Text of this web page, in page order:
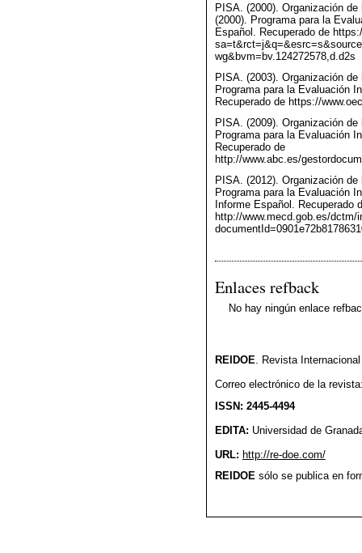
PISA. (2000). Organización
(2000). Programa para la
Español. Recuperado de
wg&bvm=bv.124272578,d.d2s
PISA. (2003). Organización
Programa para la Evaluación
Recuperado de https://
PISA. (2009). Organización
Programa para la Evaluación
Recuperado de
http://www.abc.es/
PISA. (2012). Organización
Programa para la Evaluación
Informe Español. Recuperado
http://www.mecd.gob.es/dctm/
Enlaces refback
No hay ningún enlace
REIDOE. Revista
Correo electrónico de la
ISSN: 2445-4494
EDITA: Universidad de
URL: http://re-doe.com/
REIDOE sólo se publica en